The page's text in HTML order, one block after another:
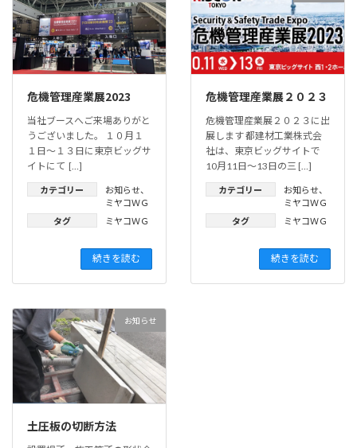
危機管理産業展2023
当社ブースへご来場ありがと
うございました。 １０月１
１日～１３日に東京ビッグサ
イトにて […]
カテゴリー お知らせ、
ミヤコＷＧ
タグ
ミヤコＷＧ
続きを読む
危機管理産業展２０２３
危機管理産業展２０２３に出
展します 都建材工業株式会
社は、東京ビッグサイトで
10月11日～13日の三 […]
カテゴリー お知らせ、
ミヤコＷＧ
タグ
ミヤコＷＧ
続きを読む
お知らせ
土圧板の切断方法